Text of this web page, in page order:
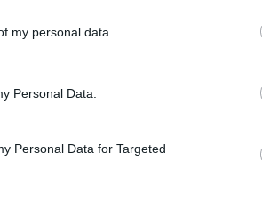
my personal data.
Personal Data.
Personal Data for Targeted